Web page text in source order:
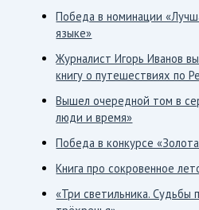
Победа в номинации
языке»
Журналист Игорь Иванов
книгу о путешествиях по
Вышел очередной том в
люди и время»
Победа в конкурсе
Книга про сокровенное
«Три светильника. Судьбы